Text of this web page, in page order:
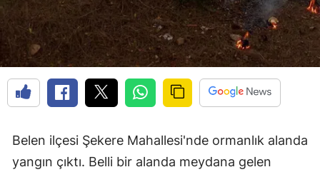
Belen ilçesi Şekere Mahallesi'nde ormanlık alanda
yangın çıktı. Belli bir alanda meydana gelen